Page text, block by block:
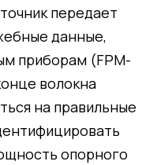
передает
данные,
приборам (FPM-
волокна
на правильные
опорного